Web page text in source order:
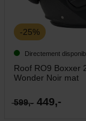
-25%
Directement
Roof RO9 Boxxer
Wonder Noir mat
599,- 449,-